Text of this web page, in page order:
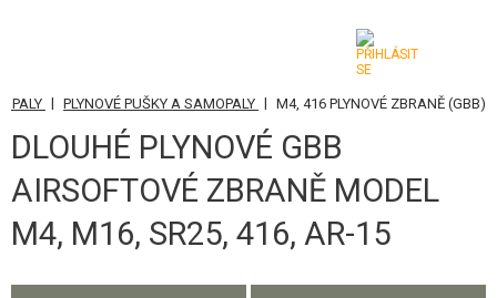
KATEGORIE
AIRSOFTOVÉ ZBRANĚ
AIRSOFT PISTOLE
AIRSOFT REVOLVERY
| PLYNOVÉ PUŠKY A SAMOPALY | M4, 416 PLYNOVÉ ZBRANĚ (GBB)
DLOUHÉ PLYNOVÉ GBB
AIRSOFTOVÉ ZBRANĚ MODEL
M4, M16, SR25, 416, AR-15